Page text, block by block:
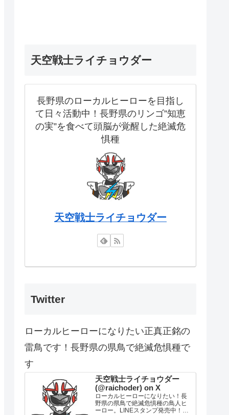
天空戦士ライチョウダー
長野県のローカルヒーローを目指し
て日々活動中！長野県のリンゴ”知恵
の実”を食べて頭脳が覚醒した絶滅危
惧種
天空戦士ライチョウダー
Twitter
ローカルヒーローになりたい正真正銘の
雷鳥です！長野県の県鳥で絶滅危惧種で
す
天空戦士ライチョウダー
(@raichoder) on X
ローカルヒーローになりたい！長
野県の県鳥で絶滅危惧種の鳥人ヒ
ーロー。LINEスタンプ発売中！